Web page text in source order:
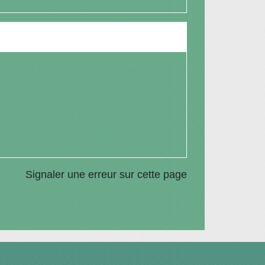
Signaler une erreur sur cette page